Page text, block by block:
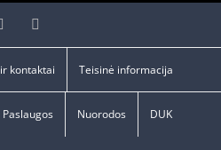
Facebook
kontaktai Teisinė informacija
Paslaugos Nuorodos DUK